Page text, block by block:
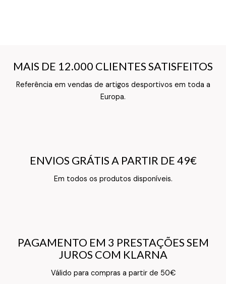
MAIS DE 12.000 CLIENTES SATISFEITOS
Referência em vendas de artigos desportivos em toda a
Europa.
MAIS DE 12.000 CLIENTES SATISFEITOS
Texto do Verso do Cartão de Informação
ENVIOS GRÁTIS A PARTIR DE 49€
Em todos os produtos disponíveis.
ENVIOS GRÁTIS A PARTIR DE 49€
Texto do Verso do Cartão de Informação
PAGAMENTO EM 3 PRESTAÇÕES SEM
JUROS COM KLARNA
Válido para compras a partir de 50€
PAGAMENTO EM 3 PRESTAÇÕES SEM
JUROS COM KLARNA
Texto do Verso do Cartão de Informação